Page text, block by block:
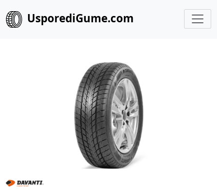
UsporediGume.com